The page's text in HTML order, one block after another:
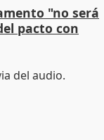
"no será
pacto con